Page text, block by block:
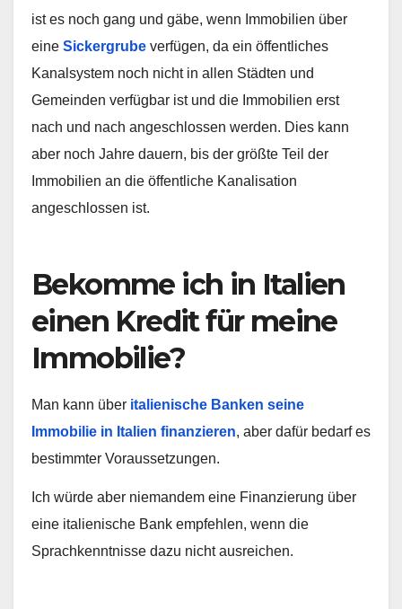
ist es noch gang und gäbe, wenn Immobilien über
eine Sickergrube verfügen, da ein öffentliches
Kanalsystem noch nicht in allen Städten und
Gemeinden verfügbar ist und die Immobilien erst
nach und nach angeschlossen werden. Dies kann
aber noch Jahre dauern, bis der größte Teil der
Immobilien an die öffentliche Kanalisation
angeschlossen ist.
Bekomme ich in Italien
einen Kredit für meine
Immobilie?
Man kann über italienische Banken seine
Immobilie in Italien finanzieren, aber dafür bedarf es
bestimmter Voraussetzungen.
Ich würde aber niemandem eine Finanzierung über
eine italienische Bank empfehlen, wenn die
Sprachkenntnisse dazu nicht ausreichen.